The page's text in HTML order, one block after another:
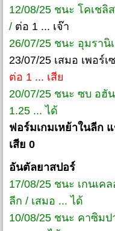
12/08/25 ชนะ โคเชลิ
/ ต่อ 1 ... เจ๊า
26/07/25 ชนะ อุมรานิ
23/07/25 เสมอ เพอร์
ต่อ 1 ... เสีย
20/07/25 ชนะ ซบ อฮั
1.25 ... ได้
ฟอร์มเกมเหย้าในลีก
เสีย 0
อันตัลยาสปอร์
17/08/25 ชนะ เกนเค
ลีก / เสมอ ... ได้
10/08/25 ชนะ คาซิมป